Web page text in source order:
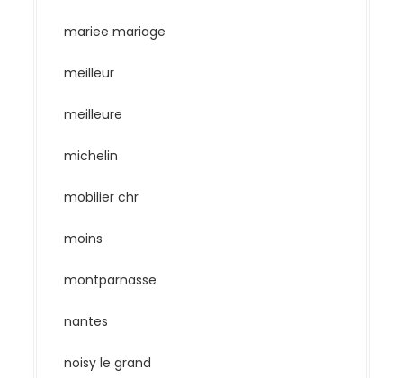
mariee mariage
meilleur
meilleure
michelin
mobilier chr
moins
montparnasse
nantes
noisy le grand